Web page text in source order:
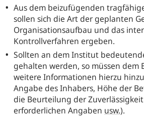
Aus dem beizufügenden
sollen sich die Art der geplanten
Organisationsaufbau und das
Kontrollverfahren ergeben.
Sollten an dem Institut
gehalten werden, so müssen dem
weitere Informationen hierzu
Angabe des Inhabers, Höhe der
die Beurteilung der
erforderlichen Angaben usw.).